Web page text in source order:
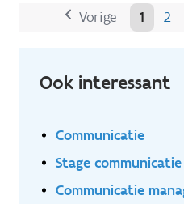
binnen elke hogeschool. Je
aanspreekpunt voor deze
Vorige 1 2
Ook interessant
Communicatie
Stage communicatie
Communicatie